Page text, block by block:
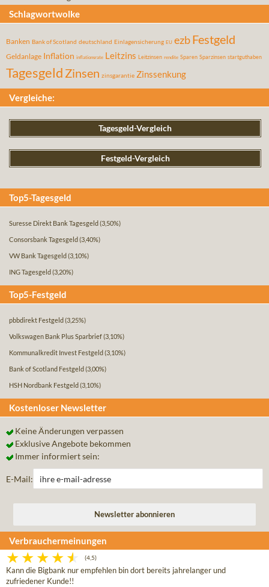
Schlagwortwolke
Banken Bank of Scotland deutschland Einlagensicherung EU ezbFestgeld
Geldanlage Inflation inflationsrate Leitzins Leitzinsen rendite Sparen Sparzinsen startguthaben
Tagesgeld Zinsen zinsgarantie Zinssenkung
Vergleiche:
Tagesgeld-Vergleich
Festgeld-Vergleich
Top5-Tagesgeld
Suresse Direkt Bank Tagesgeld (3,50%)
Consorsbank Tagesgeld (3,40%)
VW Bank Tagesgeld (3,10%)
ING Tagesgeld (3,20%)
Top5-Festgeld
pbbdirekt Festgeld (3,25%)
Volkswagen Bank Plus Sparbrief(3,10%)
Kommunalkredit Invest Festgeld (3,10%)
Bank of Scotland Festgeld (3,00%)
HSH Nordbank Festgeld (3,10%)
Kostenloser Newsletter
Keine Änderungen verpassen
Exklusive Angebote bekommen
Immer informiert sein:
E-Mail:
Verbrauchermeinungen
(4,5)
Kann die Bigbank nur empfehlen bin dort bereits jahrelanger und
zufriedener Kunde!!